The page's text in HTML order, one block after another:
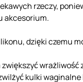
rzeczy,
akcesorium.
dzięki czemu
kulki